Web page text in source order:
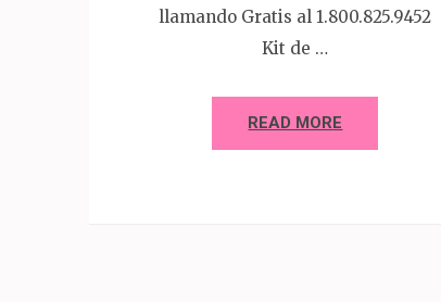
llamando Gratis al 1.800.825.9452
Kit de …
READ MORE